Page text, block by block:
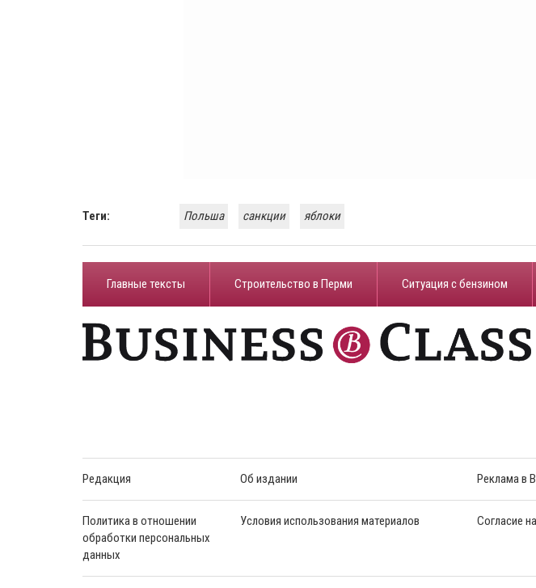
Теги: Польша санкции яблоки
Главные тексты Строительство в Перми ​Ситуация с бензином
Редакция Об издании Реклама в
Политика в отношении
обработки персональных
данных
Условия использования материалов Согласие